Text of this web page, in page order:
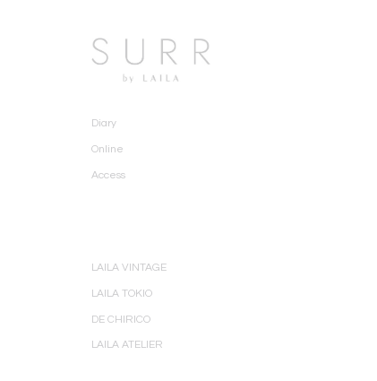
Diary
Online
Access
LAILA VINTAGE
LAILA TOKIO
DE CHIRICO
LAILA ATELIER